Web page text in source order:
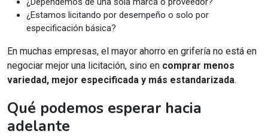
¿Estamos licitando por desempeño o solo por
especificación básica?
En muchas empresas, el mayor ahorro en grifería no está en
negociar mejor una licitación, sino en comprar menos
variedad, mejor especificada y más estandarizada.
Qué podemos esperar hacia
adelante